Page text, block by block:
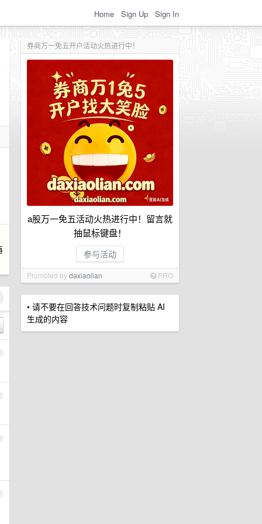
Home Sign Up Sign In
券商万一免五开户活动火热进行中！
a股万一免五活动火热进行中！留言就
抽鼠标键盘！
参与活动
Promoted bydaxiaolian PRO
• 请不要在回答技术问题时复制粘贴 AI
生成的内容